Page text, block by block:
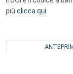
più clicca qui